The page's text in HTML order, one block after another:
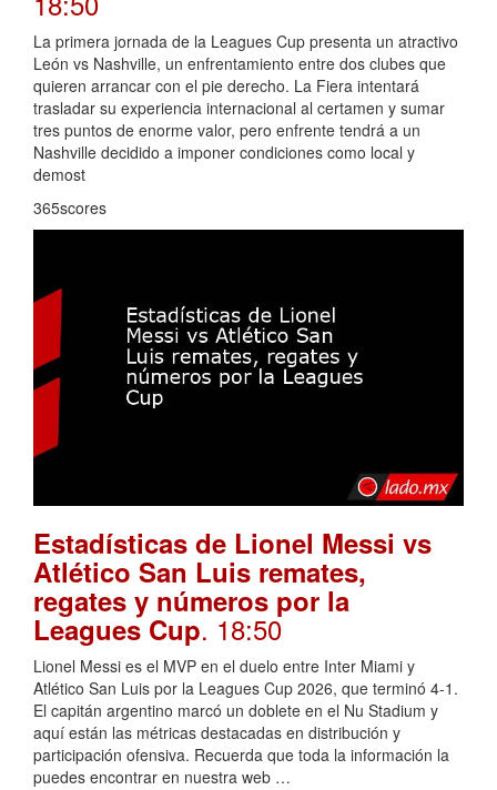
La primera jornada de la Leagues Cup presenta un atractivo
León vs Nashville, un enfrentamiento entre dos clubes que
quieren arrancar con el pie derecho. La Fiera intentará
trasladar su experiencia internacional al certamen y sumar
tres puntos de enorme valor, pero enfrente tendrá a un
Nashville decidido a imponer condiciones como local y
demost
365scores
Estadísticas de Lionel Messi vs
Atlético San Luis remates,
regates y números por la
Leagues Cup. 18:50
Lionel Messi es el MVP en el duelo entre Inter Miami y
Atlético San Luis por la Leagues Cup 2026, que terminó 4-1.
El capitán argentino marcó un doblete en el Nu Stadium y
aquí están las métricas destacadas en distribución y
participación ofensiva. Recuerda que toda la información la
puedes encontrar en nuestra web …